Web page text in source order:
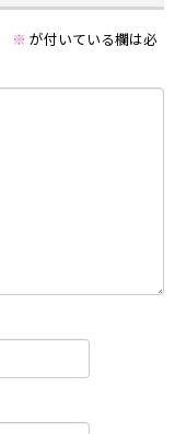
※ が付いている欄は必